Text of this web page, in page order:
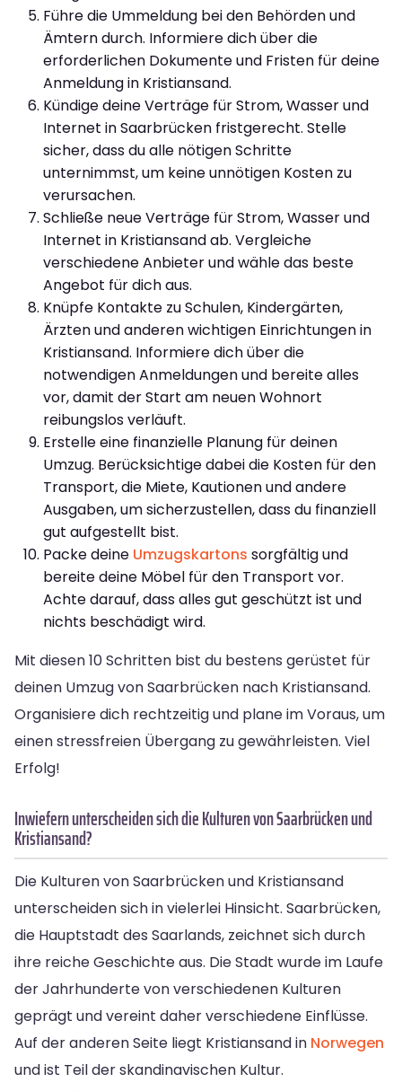
Führe die Ummeldung bei den Behörden und
Ämtern durch. Informiere dich über die
erforderlichen Dokumente und Fristen für deine
Anmeldung in Kristiansand.
Kündige deine Verträge für Strom, Wasser und
Internet in Saarbrücken fristgerecht. Stelle
sicher, dass du alle nötigen Schritte
unternimmst, um keine unnötigen Kosten zu
verursachen.
Schließe neue Verträge für Strom, Wasser und
Internet in Kristiansand ab. Vergleiche
verschiedene Anbieter und wähle das beste
Angebot für dich aus.
Knüpfe Kontakte zu Schulen, Kindergärten,
Ärzten und anderen wichtigen Einrichtungen in
Kristiansand. Informiere dich über die
notwendigen Anmeldungen und bereite alles
vor, damit der Start am neuen Wohnort
reibungslos verläuft.
Erstelle eine finanzielle Planung für deinen
Umzug. Berücksichtige dabei die Kosten für den
Transport, die Miete, Kautionen und andere
Ausgaben, um sicherzustellen, dass du finanziell
gut aufgestellt bist.
Packe deine Umzugskartons sorgfältig und
bereite deine Möbel für den Transport vor.
Achte darauf, dass alles gut geschützt ist und
nichts beschädigt wird.
Mit diesen 10 Schritten bist du bestens gerüstet für
deinen Umzug von Saarbrücken nach Kristiansand.
Organisiere dich rechtzeitig und plane im Voraus, um
einen stressfreien Übergang zu gewährleisten. Viel
Erfolg!
Inwiefern unterscheiden sich die Kulturen von Saarbrücken und
Kristiansand?
Die Kulturen von Saarbrücken und Kristiansand
unterscheiden sich in vielerlei Hinsicht. Saarbrücken,
die Hauptstadt des Saarlands, zeichnet sich durch
ihre reiche Geschichte aus. Die Stadt wurde im Laufe
der Jahrhunderte von verschiedenen Kulturen
geprägt und vereint daher verschiedene Einflüsse.
Auf der anderen Seite liegt Kristiansand in Norwegen
und ist Teil der skandinavischen Kultur.